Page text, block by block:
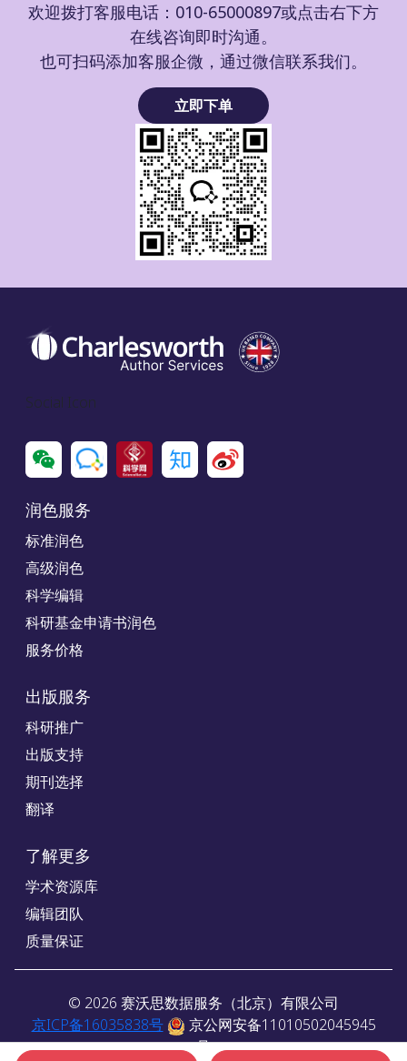
欢迎拨打客服电话：010-65000897或点击右下方
在线咨询即时沟通。
也可扫码添加客服企微，通过微信联系我们。
立即下单
Social Icon
润色服务
标准润色
高级润色
科学编辑
科研基金申请书润色
服务价格
出版服务
科研推广
出版支持
期刊选择
翻译
了解更多
学术资源库
编辑团队
质量保证
© 2026 赛沃思数据服务（北京）有限公司
京ICP备16035838号
京公网安备11010502045945
号